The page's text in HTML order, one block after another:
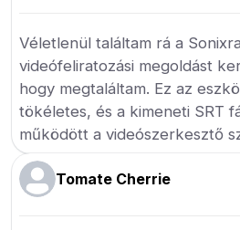
Véletlenül találtam rá a
videófeliratozási megoldást
hogy megtaláltam. Ez az
tökéletes, és a kimeneti SRT
működött a videószerkesztő
Tomate Cherrie